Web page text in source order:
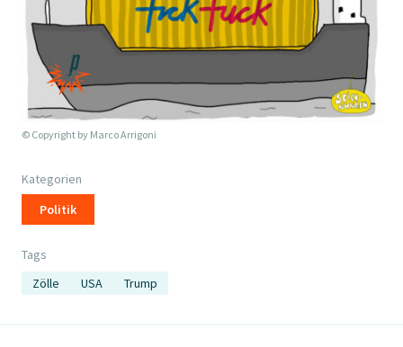
© Copyright by Marco Arrigoni
Kategorien
Politik
Tags
Zölle
USA Trump